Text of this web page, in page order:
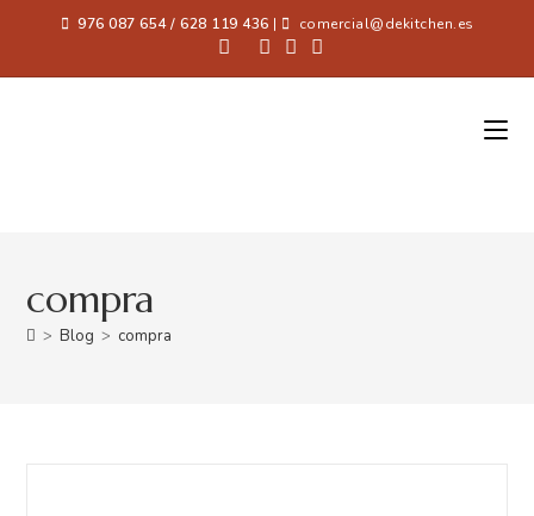
976 087 654 / 628 119 436 | comercial@dekitchen.es
compra
> Blog > compra